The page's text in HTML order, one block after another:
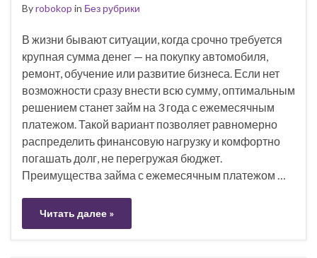
Byrobokop in Без рубрики
В жизни бывают ситуации, когда срочно требуется
крупная сумма денег — на покупку автомобиля,
ремонт, обучение или развитие бизнеса. Если нет
возможности сразу внести всю сумму, оптимальным
решением станет займ на 3 года с ежемесячным
платежом. Такой вариант позволяет равномерно
распределить финансовую нагрузку и комфортно
погашать долг, не перегружая бюджет.
Преимущества займа с ежемесячным платежом …
Читать далее »